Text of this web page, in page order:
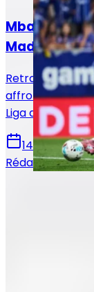
Mbappé sur
Madrid face
Retrouvez la
affronter le
Liga avec
14 mai 2026
Rédaction Le